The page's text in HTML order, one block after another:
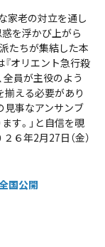
家老の対立を通し
を浮かび上がら
たちが集結した本
『オリエント急行殺
全員が主役のよう
揃える必要があり
見事なアンサンブ
す。」と自信を覗
６年2月27日（金）
国公開